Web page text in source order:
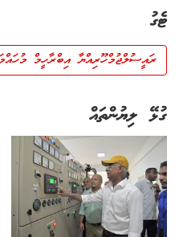
ޓެގު
ރައީސުލްޖުމްހޫރިއްޔާ އިބްރާހީމް
ގުޅޭ ލިޔުންތައް